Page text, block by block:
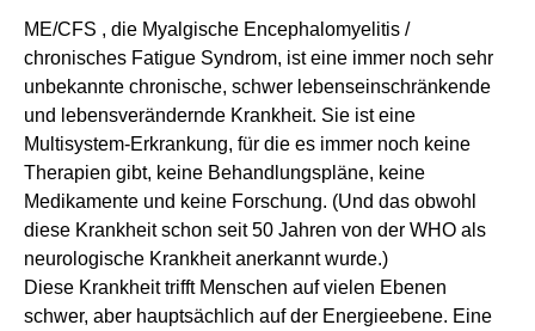
ME/CFS , die Myalgische Encephalomyelitis /
chronisches Fatigue Syndrom, ist eine immer noch sehr
unbekannte chronische, schwer lebenseinschränkende
und lebensverändernde Krankheit. Sie ist eine
Multisystem-Erkrankung, für die es immer noch keine
Therapien gibt, keine Behandlungspläne, keine
Medikamente und keine Forschung. (Und das obwohl
diese Krankheit schon seit 50 Jahren von der WHO als
neurologische Krankheit anerkannt wurde.)
Diese Krankheit trifft Menschen auf vielen Ebenen
schwer, aber hauptsächlich auf der Energieebene. Eine